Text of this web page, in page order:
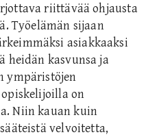
riittävää ohjausta
Työelämän sijaan
asiakkaaksi
heidän kasvunsa ja
ympäristöjen
on
Niin kauan kuin
velvoitetta,